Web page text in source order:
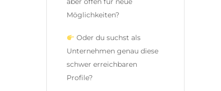
Möglichkeiten?
Oder du suchst als
Unternehmen genau diese
schwer erreichbaren
Profile?